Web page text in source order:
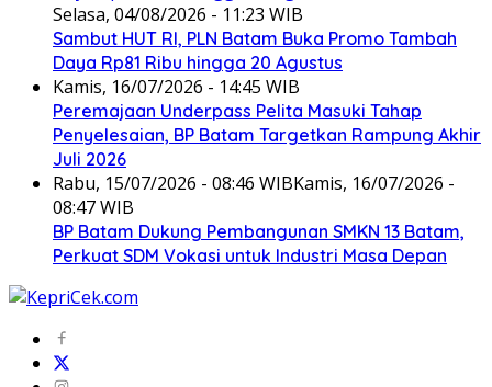
Selasa, 04/08/2026 - 11:23 WIB
Sambut HUT RI, PLN Batam Buka Promo Tambah
Daya Rp81 Ribu hingga 20 Agustus
Kamis, 16/07/2026 - 14:45 WIB
Peremajaan Underpass Pelita Masuki Tahap
Penyelesaian, BP Batam Targetkan Rampung Akhir
Juli 2026
Rabu, 15/07/2026 - 08:46 WIBKamis, 16/07/2026 -
08:47 WIB
BP Batam Dukung Pembangunan SMKN 13 Batam,
Perkuat SDM Vokasi untuk Industri Masa Depan